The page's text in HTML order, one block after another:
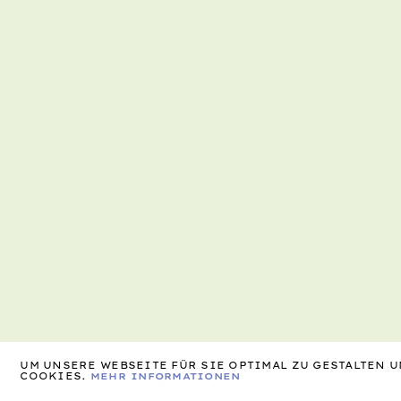
UM UNSERE WEBSEITE FÜR SIE OPTIMAL ZU GESTALTEN
COOKIES. MEHR INFORMATIONEN